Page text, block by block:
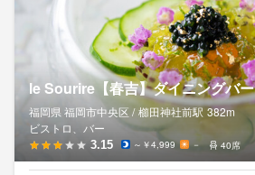
le Sourire【春吉】ダイニングバー
福岡県 福岡市中央区 / 櫛田神社前駅 382m
ビストロ、バー
3.15 ～￥4,999 － 40席